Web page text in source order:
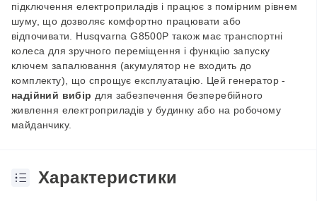
підключення електроприладів і працює з помірним рівнем
шуму, що дозволяє комфортно працювати або
відпочивати.
Husqvarna G8500P також має транспортні
колеса для зручного переміщення і функцію запуску
ключем запалювання (акумулятор не входить до
комплекту), що спрощує експлуатацію. Цей генератор -
надійний вибір для забезпечення безперебійного
живлення електроприладів у будинку або на робочому
майданчику.
Характеристики